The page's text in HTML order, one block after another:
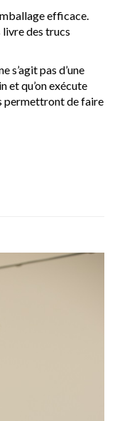
efficace.
des trucs
s’agit pas d’une
et qu’on exécute
permettront de faire